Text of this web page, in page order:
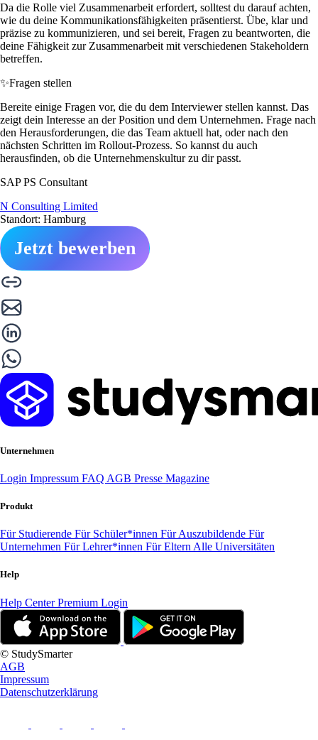
Da die Rolle viel Zusammenarbeit erfordert, solltest du darauf achten,
wie du deine Kommunikationsfähigkeiten präsentierst. Übe, klar und
präzise zu kommunizieren, und sei bereit, Fragen zu beantworten, die
deine Fähigkeit zur Zusammenarbeit mit verschiedenen Stakeholdern
betreffen.
✨Fragen stellen
Bereite einige Fragen vor, die du dem Interviewer stellen kannst. Das
zeigt dein Interesse an der Position und dem Unternehmen. Frage nach
den Herausforderungen, die das Team aktuell hat, oder nach den
nächsten Schritten im Rollout-Prozess. So kannst du auch
herausfinden, ob die Unternehmenskultur zu dir passt.
SAP PS Consultant
N Consulting Limited
Standort: Hamburg
Jetzt bewerben
Unternehmen
Login Impressum FAQ AGB Presse Magazine
Produkt
Für Studierende Für Schüler*innen Für Auszubildende Für
Unternehmen Für Lehrer*innen Für Eltern Alle Universitäten
Help
Help CenterPremium Login
© StudySmarter
AGB
Impressum
Datenschutzerklärung